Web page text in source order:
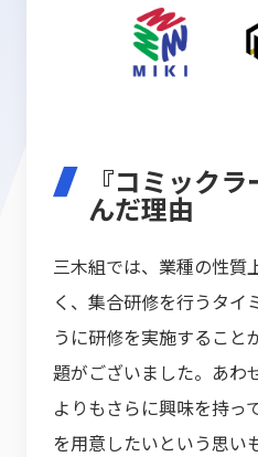
『コミック
んだ理由
三木組では、業種の性質
く、集合研修を行うタイ
うに研修を実施すること
題がございました。あわ
よりもさらに興味を持っ
を用意したいという思い